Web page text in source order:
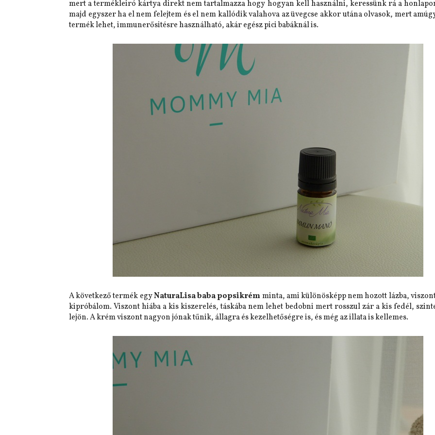
mert a termékleiró kártya direkt nem tartalmazza hogy hogyan kell használni, keressünk rá a
majd egyszer ha el nem felejtem és el nem kallódik valahova az üvegcse akkor utána olvasok, mert
termék lehet, immunerősitésre használható, akár egész pici babáknál is.
A következő termék egyNaturaLisa baba popsikrémminta, ami különösképp nem hozott lázba,
kipróbálom. Viszont hiába a kis kiszerelés, táskába nem lehet bedobni mert rosszul zár a kis fedél,
lejön. A krém viszont nagyon jónak tűnik, állagra és kezelhetőségre is, és még az illata is kellemes.